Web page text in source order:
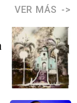
VER MÁS